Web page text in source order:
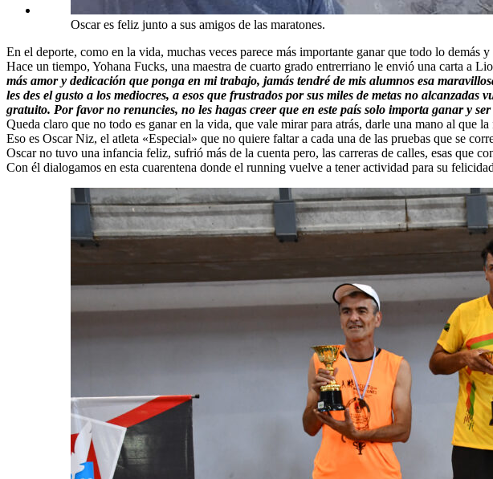
Oscar es feliz junto a sus amigos de las maratones.
En el deporte, como en la vida, muchas veces parece más importante ganar que todo lo demás
Hace un tiempo, Yohana Fucks, una maestra de cuarto grado entrerriano le envió una carta a
más amor y dedicación que ponga en mi trabajo, jamás tendré de mis alumnos esa
les des el gusto a los mediocres, a esos que frustrados por sus miles de metas no
gratuito. Por favor no renuncies, no les hagas creer que en este país solo importa ganar y
Queda claro que no todo es ganar en la vida, que vale mirar para atrás, darle una mano al que
Eso es Oscar Niz, el atleta «Especial» que no quiere faltar a cada una de las pruebas que se
Oscar no tuvo una infancia feliz, sufrió más de la cuenta pero, las carreras de calles, esas que
Con él dialogamos en esta cuarentena donde el running vuelve a tener actividad para su